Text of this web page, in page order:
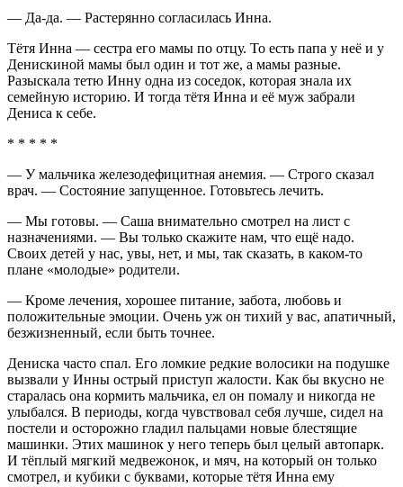
— Да-да. — Растерянно согласилась Инна.
Тётя Инна — сестра его мамы по отцу. То есть папа у неё и у
Денискиной мамы был один и тот же, а мамы разные.
Разыскала тетю Инну одна из соседок, которая знала их
семейную историю. И тогда тётя Инна и её муж забрали
Дениса к себе.
* * * * *
— У мальчика железодефицитная анемия. — Строго сказал
врач. — Состояние запущенное. Готовьтесь лечить.
— Мы готовы. — Саша внимательно смотрел на лист с
назначениями. — Вы только скажите нам, что ещё надо.
Своих детей у нас, увы, нет, и мы, так сказать, в каком-то
плане «молодые» родители.
— Кроме лечения, хорошее питание, забота, любовь и
положительные эмоции. Очень уж он тихий у вас, апатичный,
безжизненный, если быть точнее.
Дениска часто спал. Его ломкие редкие волосики на подушке
вызвали у Инны острый приступ жалости. Как бы вкусно не
старалась она кормить мальчика, ел он помалу и никогда не
улыбался. В периоды, когда чувствовал себя лучше, сидел на
постели и осторожно гладил пальцами новые блестящие
машинки. Этих машинок у него теперь был целый автопарк.
И тёплый мягкий медвежонок, и мяч, на который он только
смотрел, и кубики с буквами, которые тётя Инна ему